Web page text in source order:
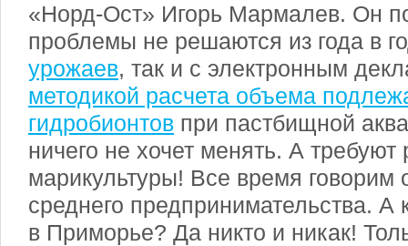
«Норд-Ост» Игорь Мармалев. Он
проблемы не решаются из года в
урожаев, так и с электронным
методикой расчета объема
гидробионтов при пастбищной
ничего не хочет менять. А требуют
марикультуры! Все время говорим
среднего предпринимательства. А
в Приморье? Да никто и никак!